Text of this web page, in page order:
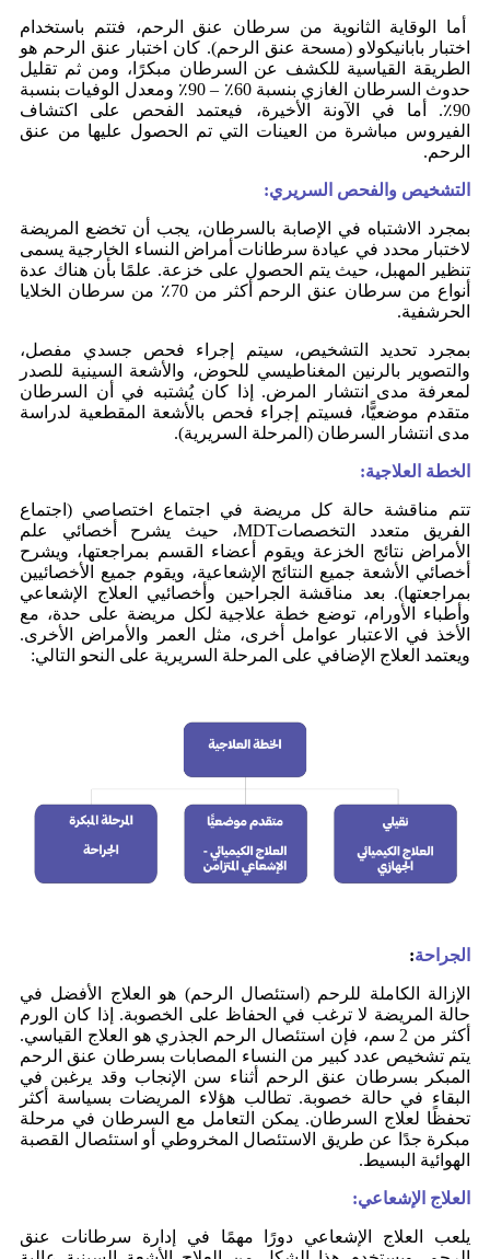
أما الوقاية الثانوية من سرطان عنق الرحم، فتتم باستخدام
اختبار بابانيكولاو (مسحة عنق الرحم). كان اختبار عنق الرحم هو
الطريقة القياسية للكشف عن السرطان مبكرًا، ومن ثم تقليل
حدوث السرطان الغازي بنسبة 60٪ – 90٪ ومعدل الوفيات بنسبة
90٪. أما في الآونة الأخيرة، فيعتمد الفحص على اكتشاف
الفيروس مباشرة من العينات التي تم الحصول عليها من عنق
الرحم.
التشخيص والفحص السريري:
بمجرد الاشتباه في الإصابة بالسرطان، يجب أن تخضع المريضة
لاختبار محدد في عيادة سرطانات أمراض النساء الخارجية يسمى
تنظير المهبل، حيث يتم الحصول على خزعة. علمًا بأن هناك عدة
أنواع من سرطان عنق الرحم أكثر من 70٪ من سرطان الخلايا
الحرشفية.
بمجرد تحديد التشخيص، سيتم إجراء فحص جسدي مفصل،
والتصوير بالرنين المغناطيسي للحوض، والأشعة السينية للصدر
لمعرفة مدى انتشار المرض. إذا كان يُشتبه في أن السرطان
متقدم موضعيًّا، فسيتم إجراء فحص بالأشعة المقطعية لدراسة
مدى انتشار السرطان (المرحلة السريرية).
الخطة العلاجية:
تتم مناقشة حالة كل مريضة في اجتماع اختصاصي (اجتماع
الفريق متعدد التخصصاتMDT، حيث يشرح أخصائي علم
الأمراض نتائج الخزعة ويقوم أعضاء القسم بمراجعتها، ويشرح
أخصائي الأشعة جميع النتائج الإشعاعية، ويقوم جميع الأخصائيين
بمراجعتها). بعد مناقشة الجراحين وأخصائيي العلاج الإشعاعي
وأطباء الأورام، توضع خطة علاجية لكل مريضة على حدة، مع
الأخذ في الاعتبار عوامل أخرى، مثل العمر والأمراض الأخرى.
ويعتمد العلاج الإضافي على المرحلة السريرية على النحو التالي:
الجراحة:
الإزالة الكاملة للرحم (استئصال الرحم) هو العلاج الأفضل في
حالة المريضة لا ترغب في الحفاظ على الخصوبة. إذا كان الورم
أكثر من 2 سم، فإن استئصال الرحم الجذري هو العلاج القياسي.
يتم تشخيص عدد كبير من النساء المصابات بسرطان عنق الرحم
المبكر بسرطان عنق الرحم أثناء سن الإنجاب وقد يرغبن في
البقاء في حالة خصوبة. تطالب هؤلاء المريضات بسياسة أكثر
تحفظًا لعلاج السرطان. يمكن التعامل مع السرطان في مرحلة
مبكرة جدًا عن طريق الاستئصال المخروطي أو استئصال القصبة
الهوائية البسيط.
العلاج الإشعاعي:
يلعب العلاج الإشعاعي دورًا مهمًا في إدارة سرطانات عنق